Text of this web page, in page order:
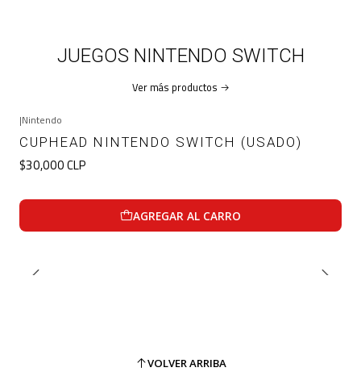
JUEGOS NINTENDO SWITCH
Ver más productos
|Nintendo
CUPHEAD NINTENDO SWITCH (USADO)
$30,000 CLP
AGREGAR AL CARRO
VOLVER ARRIBA